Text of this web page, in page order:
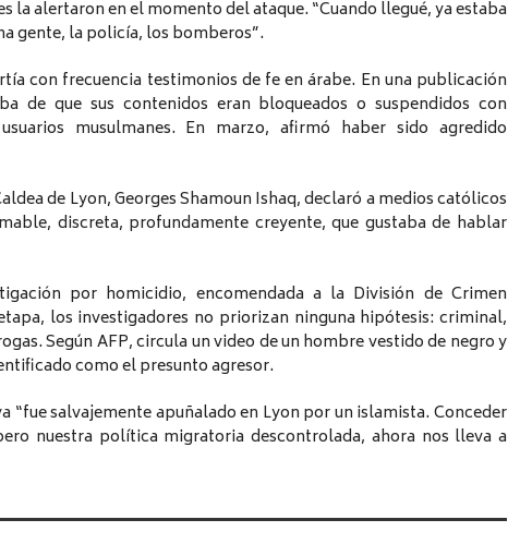
la alertaron en el momento del ataque. “Cuando llegué, ya estaba
gente, la policía, los bomberos”.
con frecuencia testimonios de fe en árabe. En una publicación
de que sus contenidos eran bloqueados o suspendidos con
musulmanes. En marzo, afirmó haber sido agredido
de Lyon, Georges Shamoun Ishaq, declaró a medios católicos
discreta, profundamente creyente, que gustaba de hablar
por homicidio, encomendada a la División de Crimen
los investigadores no priorizan ninguna hipótesis: criminal,
Según AFP, circula un video de un hombre vestido de negro y
como el presunto agresor.
“fue salvajemente apuñalado en Lyon por un islamista. Conceder
nuestra política migratoria descontrolada, ahora nos lleva a